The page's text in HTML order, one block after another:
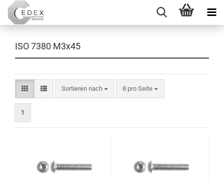
ISO 7380 M3x45
Sortieren nach
Sortieren nach 8 pro Seite
pro Seite
1